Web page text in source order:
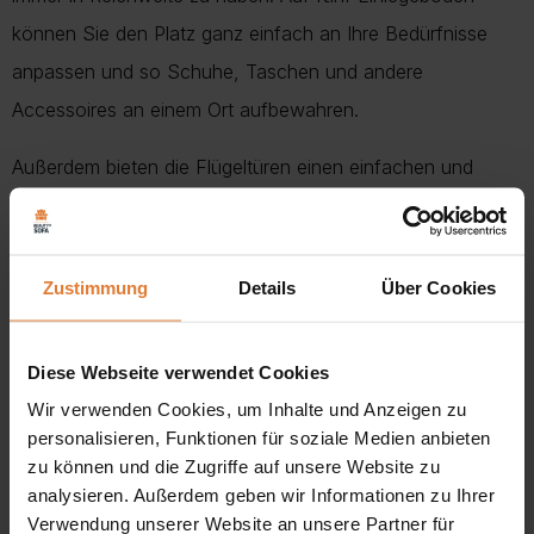
Zustimmung Details Über Cookies
Diese Webseite verwendet Cookies
Wir verwenden Cookies, um Inhalte und Anzeigen zu
personalisieren, Funktionen für soziale Medien anbieten
zu können und die Zugriffe auf unsere Website zu
analysieren. Außerdem geben wir Informationen zu Ihrer
Verwendung unserer Website an unsere Partner für
können Sie den Platz ganz einfach an Ihre Bedürfnisse
anpassen und so Schuhe, Taschen und andere
Accessoires an einem Ort aufbewahren.
Außerdem bieten die Flügeltüren einen einfachen und
schnellen Zugriff auf Ihre Sachen.
langlebiges Möbelstück, das aus den besten Materialien
perfekt zu jeder Einrichtung und ermöglicht eine optimale
Raumaufteilung. Mit dem Kauf unseres Produkts erhalten
Sie nicht nur eine praktische Lösung, sondern auch ein
stilvolles Dekorationselement für Ihr Zuhause.